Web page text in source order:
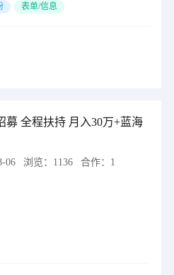
表单/信息
募 全程扶持 月入30万+蓝海
06 浏览： 1136 合作： 1